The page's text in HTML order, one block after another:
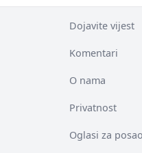
Dojavite vijest
Komentari
O nama
Privatnost
Oglasi za posao